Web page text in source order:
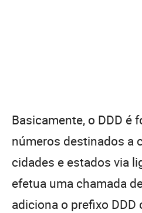
Basicamente, o DDD é
números destinados a
cidades e estados via
efetua uma chamada
adiciona o prefixo